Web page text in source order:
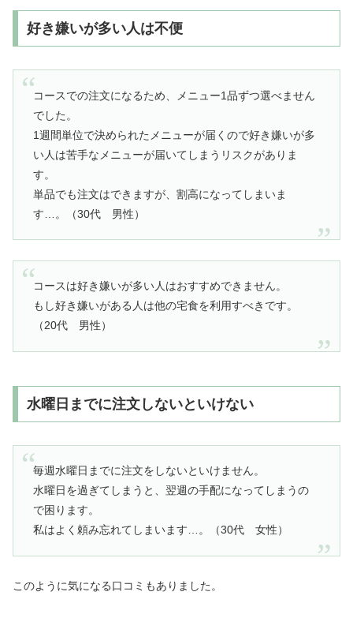
好き嫌いが多い人は不便
コースでの注文になるため、メニュー1品ずつ選べません
でした。
1週間単位で決められたメニューが届くので好き嫌いが多
い人は苦手なメニューが届いてしまうリスクがありま
す。
単品でも注文はできますが、割高になってしまいま
す…。（30代 男性）
コースは好き嫌いが多い人はおすすめできません。
もし好き嫌いがある人は他の宅食を利用すべきです。
（20代 男性）
水曜日までに注文しないといけない
毎週水曜日までに注文をしないといけません。
水曜日を過ぎてしまうと、翌週の手配になってしまうの
で困ります。
私はよく頼み忘れてしまいます…。（30代 女性）
このように気になる口コミもありました。